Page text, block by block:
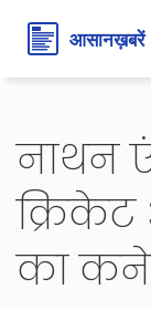
नाथन
क्रिकेट
का